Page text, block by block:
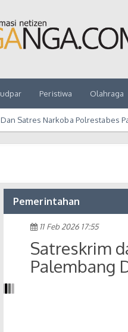
Peristiwa Olahraga
Satres Narkoba Polrestabes
Pemerintahan
11 Feb 2026 17:55
Satreskrim
Palembang